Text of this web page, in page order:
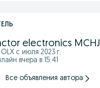
electronics MCHJ
с июля 2023 г.
вчера в 15:41
Все объявления автора